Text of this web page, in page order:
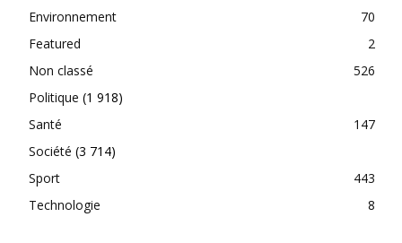
Environnement
70
Featured
2
Non classé
526
Politique (1 918)
Santé
147
Société (3 714)
Sport
443
Technologie
8